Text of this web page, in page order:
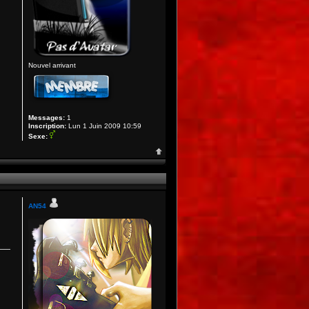
Nouvel arrivant
Messages: 1
Inscription: Lun 1 Juin 2009 10:59
Sexe:
AN54